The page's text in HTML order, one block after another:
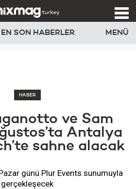
EN SON HABERLER MENÜ
HABER
ve Sam
Antalya
sahne alacak
günü Plur Events sunumuyla
gerçekleşecek